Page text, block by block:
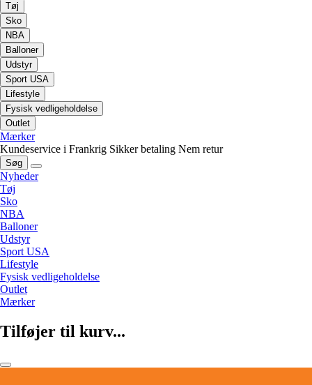
Tøj
Sko
NBA
Balloner
Udstyr
Sport USA
Lifestyle
Fysisk vedligeholdelse
Outlet
Mærker
Kundeservice i Frankrig Sikker betaling Nem retur
Søg
Nyheder
Tøj
Sko
NBA
Balloner
Udstyr
Sport USA
Lifestyle
Fysisk vedligeholdelse
Outlet
Mærker
Tilføjer til kurv...